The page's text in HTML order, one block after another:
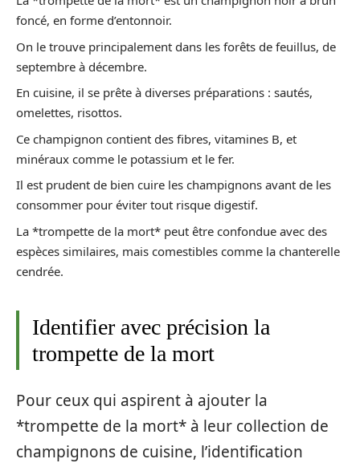
foncé, en forme d’entonnoir.
On le trouve principalement dans les forêts de feuillus, de
septembre à décembre.
En cuisine, il se prête à diverses préparations : sautés,
omelettes, risottos.
Ce champignon contient des fibres, vitamines B, et
minéraux comme le potassium et le fer.
Il est prudent de bien cuire les champignons avant de les
consommer pour éviter tout risque digestif.
La *trompette de la mort* peut être confondue avec des
espèces similaires, mais comestibles comme la chanterelle
cendrée.
Identifier avec précision la
trompette de la mort
Pour ceux qui aspirent à ajouter la
*trompette de la mort* à leur collection de
champignons de cuisine, l’identification